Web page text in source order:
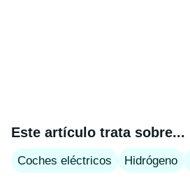
Este artículo trata sobre...
Coches eléctricos Hidrógeno